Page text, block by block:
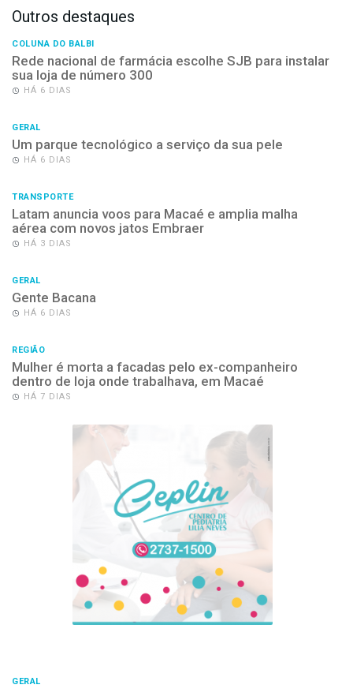
Outros destaques
COLUNA DO BALBI
Rede nacional de farmácia escolhe SJB para instalar
sua loja de número 300
HÁ 6 DIAS
GERAL
Um parque tecnológico a serviço da sua pele
HÁ 6 DIAS
TRANSPORTE
Latam anuncia voos para Macaé e amplia malha
aérea com novos jatos Embraer
HÁ 3 DIAS
GERAL
Gente Bacana
HÁ 6 DIAS
REGIÃO
Mulher é morta a facadas pelo ex-companheiro
dentro de loja onde trabalhava, em Macaé
HÁ 7 DIAS
GERAL